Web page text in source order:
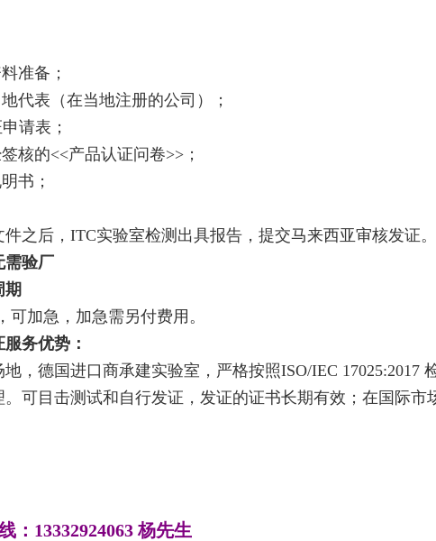
准备；
代表（在当地注册的公司）；
请表；
核的<<产品认证问卷>>；
书；
之后，ITC实验室检测出具报告，提交马来西亚审核发证。
需验厂
期
可加急，加急需另付费用。
务优势：
，德国进口商承建实验室，严格按照ISO/IEC 17025:2017
。可目击测试和自行发证，发证的证书长期有效；在国际市
： 13332924063 杨先生